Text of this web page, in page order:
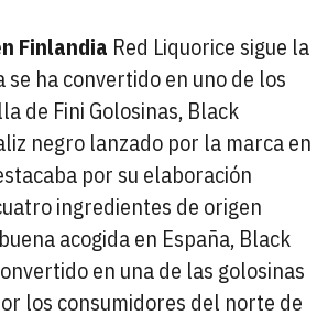
Finlandia Red Liquorice sigue la
se ha convertido en uno de los
de Fini Golosinas, Black
negro lanzado por la marca en
por su elaboración
ingredientes de origen
acogida en España, Black
en una de las golosinas
los consumidores del norte de